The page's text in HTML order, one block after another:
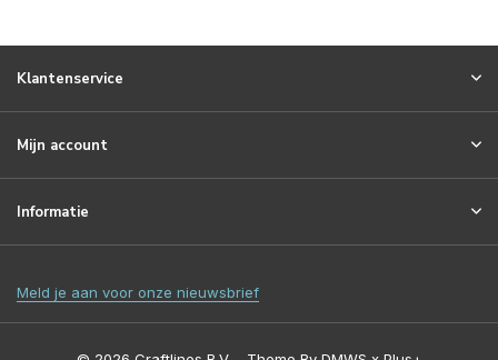
Klantenservice
Mijn account
Informatie
Meld je aan voor onze nieuwsbrief